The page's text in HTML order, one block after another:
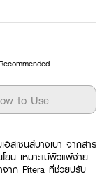
to Use
อสเซนส์บางเบา จากสาร
น เหมาะแม้ผิวแพ้ง่าย
าก Pitera ที่ช่วยปรับ